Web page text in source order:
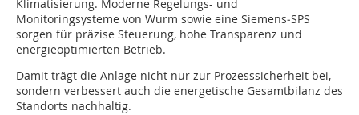
Klimatisierung. Moderne Regelungs- und
Monitoringsysteme von Wurm sowie eine Siemens‑SPS
sorgen für präzise Steuerung, hohe Transparenz und
energieoptimierten Betrieb.
Damit trägt die Anlage nicht nur zur Prozesssicherheit bei,
sondern verbessert auch die energetische Gesamtbilanz des
Standorts nachhaltig.